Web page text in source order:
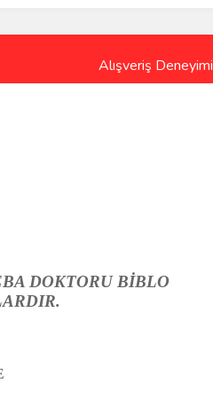
Alışveriş Deneyimi
DOKTORU BİBLO